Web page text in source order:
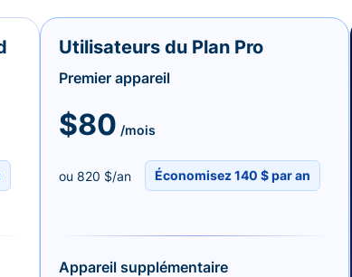
Utilisateurs du Plan Pro
Premier appareil
$80 /mois
ou 820 $/an Économisez 140 $ par an
Appareil supplémentaire